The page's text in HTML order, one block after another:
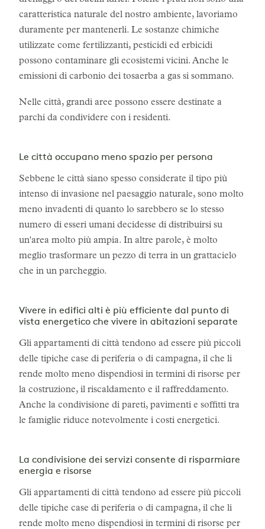
caratteristica naturale del nostro ambiente, lavoriamo
duramente per mantenerli. Le sostanze chimiche
utilizzate come fertilizzanti, pesticidi ed erbicidi
possono contaminare gli ecosistemi vicini. Anche le
emissioni di carbonio dei tosaerba a gas si sommano.
Nelle città, grandi aree possono essere destinate a
parchi da condividere con i residenti.
Le città occupano meno spazio per persona
Sebbene le città siano spesso considerate il tipo più
intenso di invasione nel paesaggio naturale, sono molto
meno invadenti di quanto lo sarebbero se lo stesso
numero di esseri umani decidesse di distribuirsi su
un'area molto più ampia. In altre parole, è molto
meglio trasformare un pezzo di terra in un grattacielo
che in un parcheggio.
Vivere in edifici alti è più efficiente dal punto di
vista energetico che vivere in abitazioni separate
Gli appartamenti di città tendono ad essere più piccoli
delle tipiche case di periferia o di campagna, il che li
rende molto meno dispendiosi in termini di risorse per
la costruzione, il riscaldamento e il raffreddamento.
Anche la condivisione di pareti, pavimenti e soffitti tra
le famiglie riduce notevolmente i costi energetici.
La condivisione dei servizi consente di risparmiare
energia e risorse
Gli appartamenti di città tendono ad essere più piccoli
delle tipiche case di periferia o di campagna, il che li
rende molto meno dispendiosi in termini di risorse per